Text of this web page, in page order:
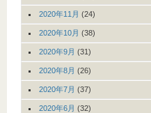
2020年11月 (24)
2020年10月 (38)
2020年9月 (31)
2020年8月 (26)
2020年7月 (37)
2020年6月 (32)